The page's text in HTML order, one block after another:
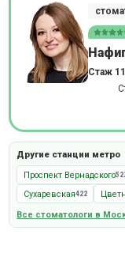
Стаж
Другие станции метро
Проспект Вернадского
Сухаревская422
Все стоматологи в